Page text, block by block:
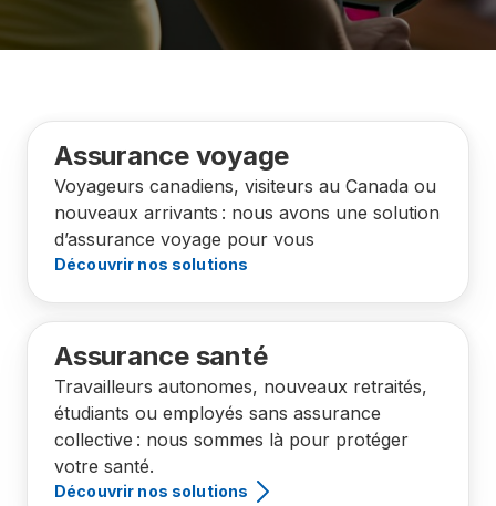
Assurance voyage
Voyageurs canadiens, visiteurs au Canada ou
nouveaux arrivants : nous avons une solution
d’assurance voyage pour vous
Découvrir nos solutions
Assurance santé
Travailleurs autonomes, nouveaux retraités,
étudiants ou employés sans assurance
collective : nous sommes là pour protéger
votre santé.
Découvrir nos solutions